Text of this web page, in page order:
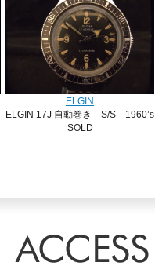
ELGIN
ELGIN 17J 自動巻き S/S 1960’s
SOLD